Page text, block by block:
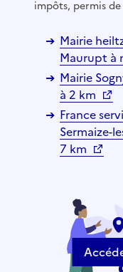
impôts, permis
Mairie
Maurupt à
Mairie
à 2 km
France
Sermaize-
7 km